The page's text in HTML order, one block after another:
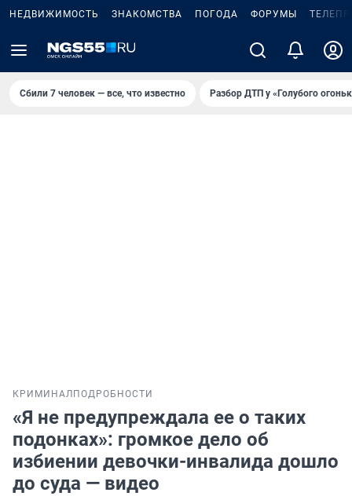
НЕДВИЖИМОСТЬ ЗНАКОМСТВА ПОГОДА ФОРУМЫ
Сбили 7 человек — все, что известно Разбор ДТП у «Голубого
КРИМИНАЛ ПОДРОБНОСТИ
«Я не предупреждала ее о таких
подонках»: громкое дело об
избиении девочки-инвалида дошло
до суда — видео